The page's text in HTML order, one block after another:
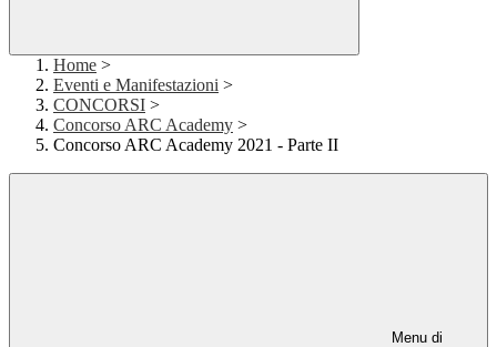
Home >
Eventi e Manifestazioni >
CONCORSI >
Concorso ARC Academy >
Concorso ARC Academy 2021 - Parte II
Menu di